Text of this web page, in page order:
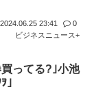
2024.06.25 23:41
0
ビジネスニュース+
ってる?｣小池
｣